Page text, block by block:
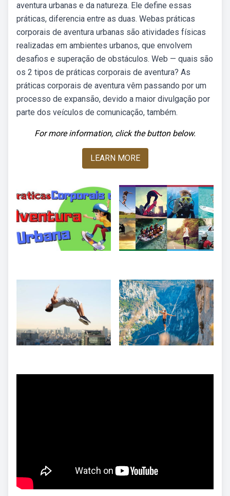
aventura urbanas e da natureza. Ele define essas
práticas, diferencia entre as duas. Webas práticas
corporais de aventura urbanas são atividades físicas
realizadas em ambientes urbanos, que envolvem
desafios e superação de obstáculos. Web — quais são
os 2 tipos de práticas corporais de aventura? As
práticas corporais de aventura vêm passando por um
processo de expansão, devido a maior divulgação por
parte dos veículos de comunicação, também.
For more information, click the button below.
LEARN MORE